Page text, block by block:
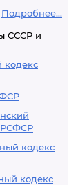
Подробнее...
СССР и
кодекс
РСФСР
кодекс
кодекс